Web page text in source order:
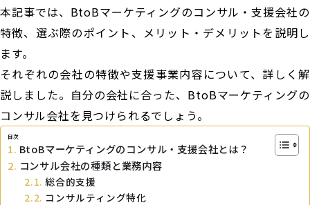
本記事では、BtoBマーケティングのコンサル・支援会社の
特徴、選ぶ際のポイント、メリット・デメリットを説明し
ます。
それぞれの会社の特徴や支援事業内容について、詳しく解
説しました。自分の会社に合った、BtoBマーケティングの
コンサル会社を見つけられるでしょう。
目次
BtoBマーケティングのコンサル・支援会社とは？
コンサル会社の種類と業務内容
総合的支援
コンサルティング特化